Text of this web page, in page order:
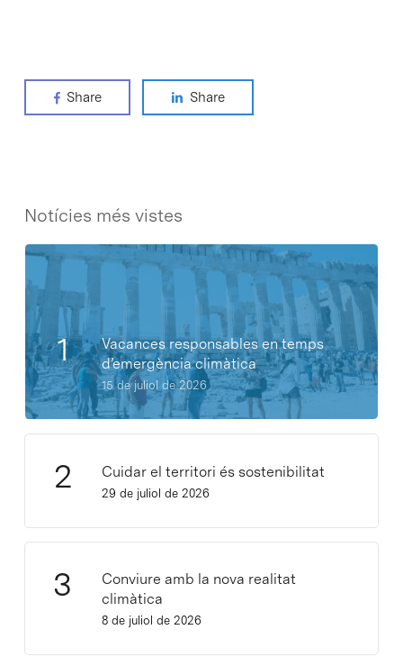
Share Share
Notícies més vistes
Vacances responsables en temps
d’emergència climàtica
15 de juliol de 2026
Cuidar el territori és sostenibilitat
29 de juliol de 2026
Conviure amb la nova realitat
climàtica
8 de juliol de 2026